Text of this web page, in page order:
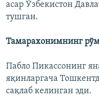
асар Ўзбекистон
тушган.
Тамарахонимнинг
Пабло Пикассонинг
яқинларгача
сақлаб келинган эди.